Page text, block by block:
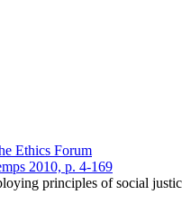
Ethics Forum
2010, p. 4-169
principles of social